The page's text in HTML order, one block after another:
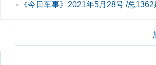
▪ 《今日车事》2021年5月28号 /总1362